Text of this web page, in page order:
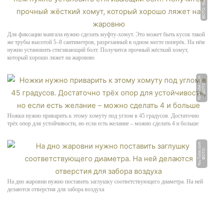
Для фиксации мангала нужно сделать муфту-хомут. Это может быть кусок такой
же трубы высотой 5–8 сантиметров, разрезанный в одном месте поперёк. На нём
нужно установить стягивающий болт. Получится прочный жёсткий хомут,
который хорошо ляжет на жаровню
Ф
О
Т
О:
Y
o
u
T
u
b
e.
c
o
m
Ножки нужно приварить к этому хомуту под углом в 45 градусов. Достаточно
трёх опор для устойчивости, но если есть желание – можно сделать 4 и больше
Ф
О
Т
О:
Y
o
u
T
u
b
e.
c
o
m
На дно жаровни нужно поставить заглушку соответствующего диаметра. На ней
делаются отверстия для забора воздуха